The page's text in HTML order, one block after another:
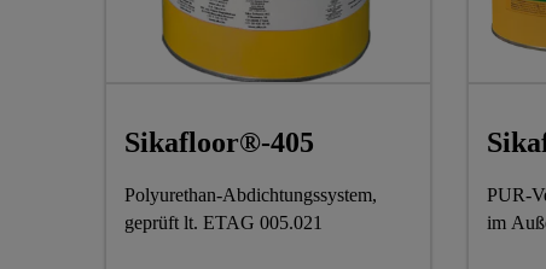
Sikafloor®-405
Polyurethan-Abdichtungssystem,
geprüft lt. ETAG 005.021
PUR-
im